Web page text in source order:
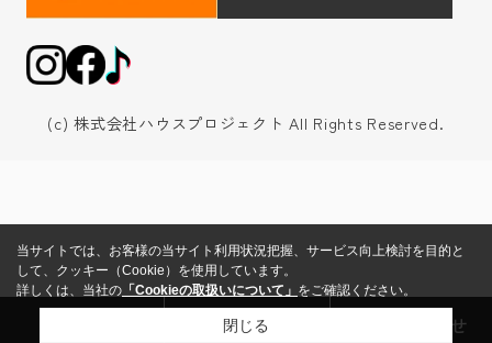
(c) 株式会社ハウスプロジェクト All Rights Reserved.
売却査定 お問い合わせ
当サイトでは、お客様の当サイト利用状況把握、サービス向上検討を目的と
して、クッキー（Cookie）を使用しています。
詳しくは、当社の 「Cookieの取扱いについて」 をご確認ください。
閉じる